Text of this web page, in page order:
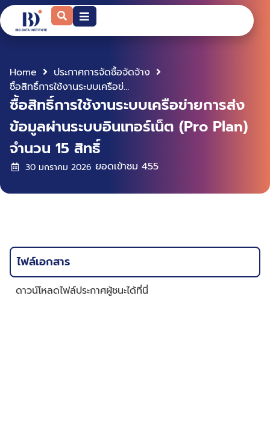
Home
ประกาศการจัดซื้อจัดจ้าง
ซื้อสิทธิ์การใช้งานระบบเครือข่ายการส่งข้อมูลผ่านระบบอินเทอร์เน็ต (Pro Plan) จำนวน 15 สิทธิ์
ซื้อสิทธิ์การใช้งานระบบเครือข่ายการส่ง
ข้อมูลผ่านระบบอินเทอร์เน็ต (Pro Plan)
จำนวน 15 สิทธิ์
30 มกราคม 2026 ยอดเข้าชม 455
ไฟล์เอกสาร
ดาวน์โหลดไฟล์ประกาศผู้ชนะได้ที่นี่